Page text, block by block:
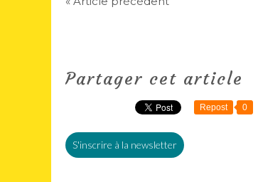
Partager cet article
Repost 0
S'inscrire à la newsletter